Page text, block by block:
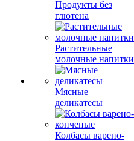
Продукты без
глютена
Растительные
молочные напитки
Мясные
деликатесы
Колбасы варено-